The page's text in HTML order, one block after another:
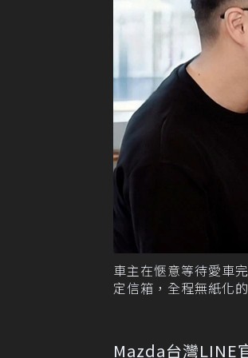
車主在愜意等待愛車
定信箱，全程無紙化
Mazda台灣LINE